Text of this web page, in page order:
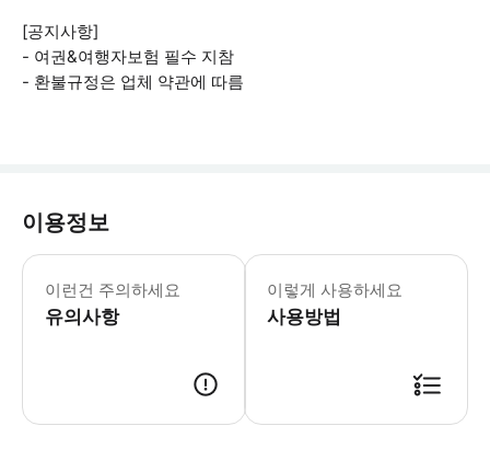
[공지사항]
- 여권&여행자보험 필수 지참
- 환불규정은 업체 약관에 따름
이용정보
이런건 주의하세요
유의사항
- 1. 단체투어 상품입니다. - 2. 2011
이렇게 사용하세요
사용방법